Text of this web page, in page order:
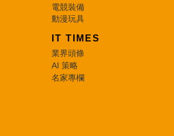
電競裝備
動漫玩具
IT TIMES
業界頭條
AI 策略
名家專欄